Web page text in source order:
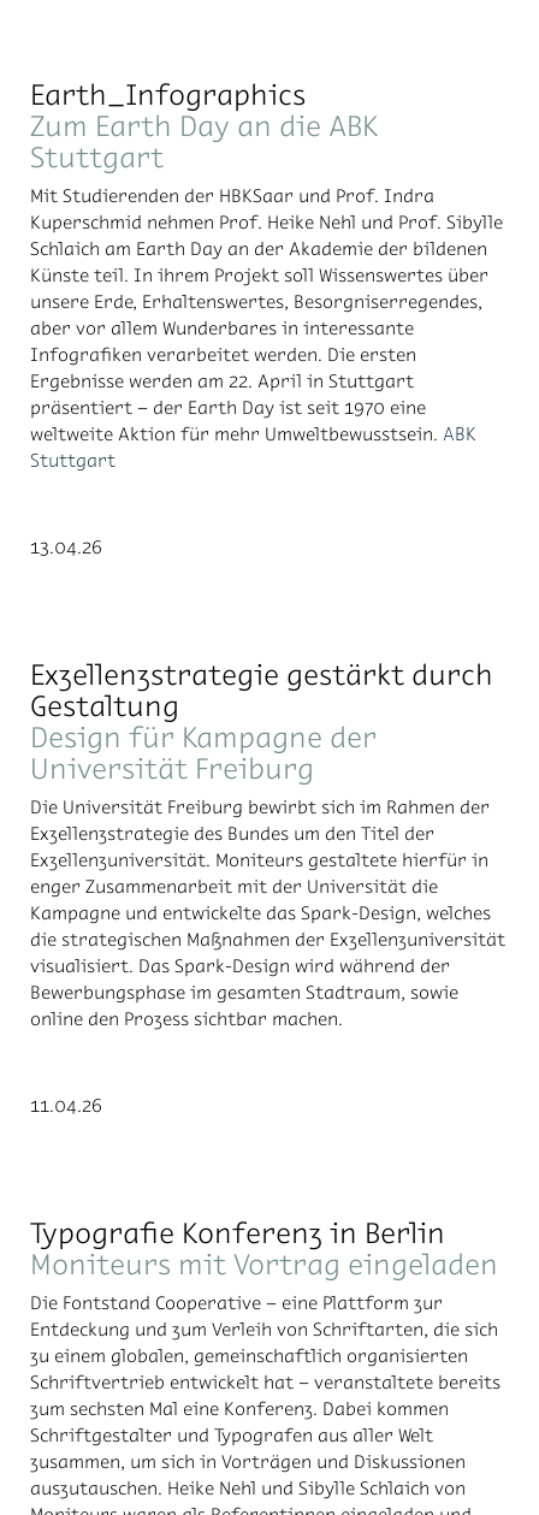
Earth_Infographics
Zum Earth Day an die ABK
Stuttgart
Mit Studierenden der HBKSaar und Prof. Indra
Kuperschmid nehmen Prof. Heike Nehl und Prof. Sibylle
Schlaich am Earth Day an der Akademie der bildenen
Künste teil. In ihrem Projekt soll Wissenswertes über
unsere Erde, Erhaltenswertes, Besorgniserregendes,
aber vor allem Wunderbares in interessante
Infografiken verarbeitet werden. Die ersten
Ergebnisse werden am 22. April in Stuttgart
präsentiert – der Earth Day ist seit 1970 eine
weltweite Aktion für mehr Umweltbewusstsein. ABK
Stuttgart
13.04.26
Exzellenzstrategie gestärkt durch
Gestaltung
Design für Kampagne der
Universität Freiburg
Die Universität Freiburg bewirbt sich im Rahmen der
Exzellenzstrategie des Bundes um den Titel der
Exzellenzuniversität. Moniteurs gestaltete hierfür in
enger Zusammenarbeit mit der Universität die
Kampagne und entwickelte das Spark-Design, welches
die strategischen Maßnahmen der Exzellenzuniversität
visualisiert. Das Spark-Design wird während der
Bewerbungsphase im gesamten Stadtraum, sowie
online den Prozess sichtbar machen.
11.04.26
Typografie Konferenz in Berlin
Moniteurs mit Vortrag eingeladen
Die Fontstand Cooperative – eine Plattform zur
Entdeckung und zum Verleih von Schriftarten, die sich
zu einem globalen, gemeinschaftlich organisierten
Schriftvertrieb entwickelt hat – veranstaltete bereits
zum sechsten Mal eine Konferenz. Dabei kommen
Schriftgestalter und Typografen aus aller Welt
zusammen, um sich in Vorträgen und Diskussionen
auszutauschen. Heike Nehl und Sibylle Schlaich von